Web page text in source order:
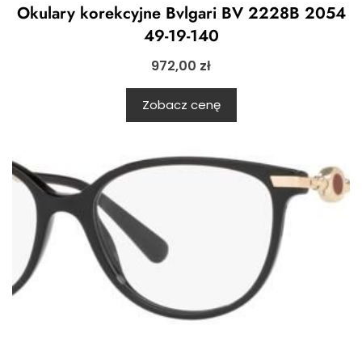
Okulary korekcyjne Bvlgari BV 2228B 2054
49-19-140
972,00 zł
Zobacz cenę